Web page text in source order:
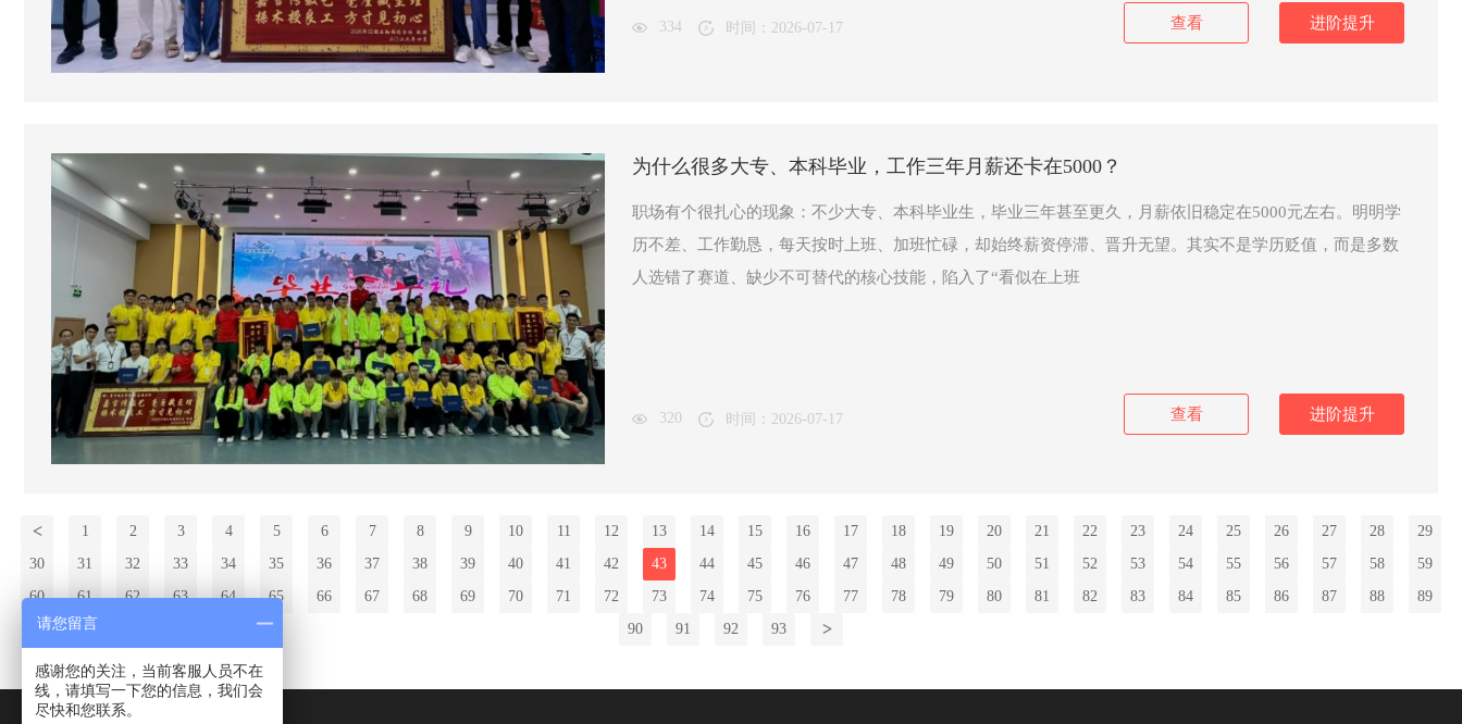
查看 进阶提升
334 时间：2026-07-17
为什么很多大专、本科毕业，工作三年月薪还卡在5000？
职场有个很扎心的现象：不少大专、本科毕业生，毕业三年甚至更久，月薪依旧稳定在5000元左右。明明学
历不差、工作勤恳，每天按时上班、加班忙碌，却始终薪资停滞、晋升无望。其实不是学历贬值，而是多数
人选错了赛道、缺少不可替代的核心技能，陷入了“看似在上班
查看 进阶提升
320 时间：2026-07-17
< 1 2 3 4 5 6 7 8 9 10 11 12 13 14 15 16 17 18 19 20 21 22 23 24 25 26 27 28
29
30
31 32 33 34 35 36 37 38 39 40 41 42 43 44 45 46 47 48 49 50 51 52 53 54 55 56 57 58
59
60
61 62 63 64 65 66 67 68 69 70 71 72 73 74 75 76 77 78 79 80 81 82 83 84 85 86 87 88
89
90
91 92 93 >
请您留言
感谢您的关注，当前客服人员不在
线，请填写一下您的信息，我们会
尽快和您联系。